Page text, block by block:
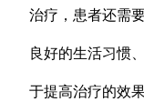
治疗，患者还需
良好的生活习惯
于提高治疗的效